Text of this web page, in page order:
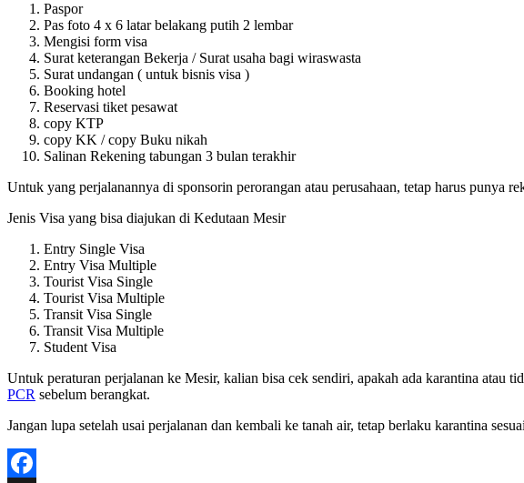
Paspor
Pas foto 4 x 6 latar belakang putih 2 lembar
Mengisi form visa
Surat keterangan Bekerja / Surat usaha bagi wiraswasta
Surat undangan ( untuk bisnis visa )
Booking hotel
Reservasi tiket pesawat
copy KTP
copy KK / copy Buku nikah
Salinan Rekening tabungan 3 bulan terakhir
Untuk yang perjalanannya di sponsorin perorangan atau perusahaan, tetap harus punya
Jenis Visa yang bisa diajukan di Kedutaan Mesir
Entry Single Visa
Entry Visa Multiple
Tourist Visa Single
Tourist Visa Multiple
Transit Visa Single
Transit Visa Multiple
Student Visa
Untuk peraturan perjalanan ke Mesir, kalian bisa cek sendiri, apakah ada karantina atau
PCR sebelum berangkat.
Jangan lupa setelah usai perjalanan dan kembali ke tanah air, tetap berlaku karantina